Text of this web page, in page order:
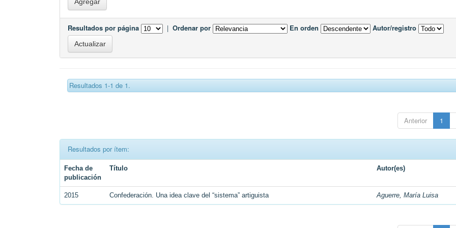
Resultados por página | Ordenar por En orden Autor/registro
Resultados 1-1 de 1.
Anterior 1
Resultados por ítem:
Fecha de
publicación
Título Autor(es)
2015 Confederación. Una idea clave del “sistema” artiguista Aguerre, María Luisa